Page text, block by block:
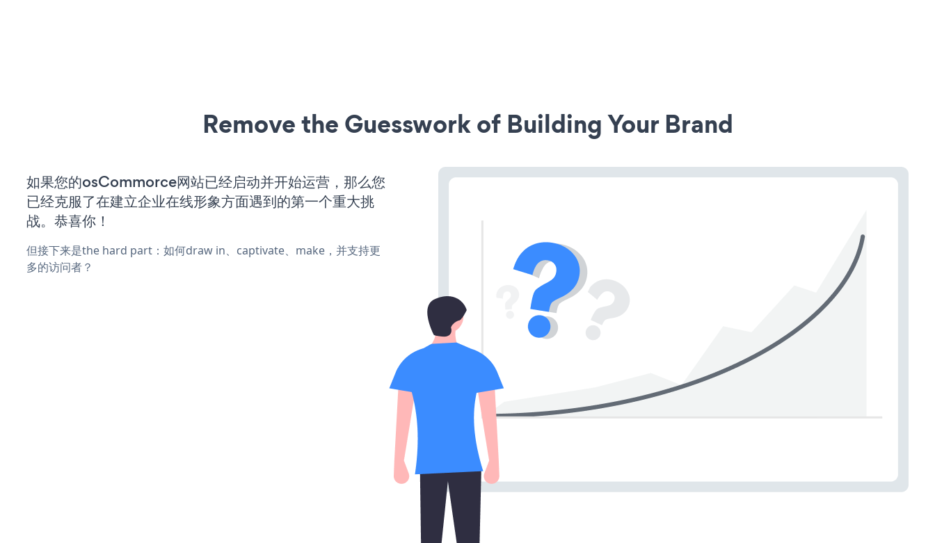
Remove the Guesswork of Building Your Brand
如果您的osCommorce网站已经启动并开始运营，那么您
已经克服了在建立企业在线形象方面遇到的第一个重大挑
战。恭喜你！
但接下来是the hard part：如何draw in、captivate、make，并支持更
多的访问者？